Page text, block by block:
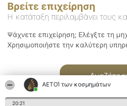
ΑΕΤΟΊ των κοσμημάτων
20:21
Βρείτε επιχείρηση
Η κατάταξη περιλαμβάνει τους
Ψάχνετε επιχείρηση; Ελέγξτε τη
Χρησιμοποιήστε την καλύτερη